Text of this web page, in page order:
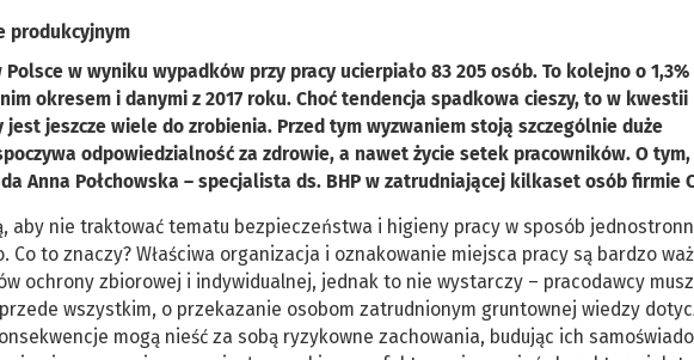
produkcyjnym
Polsce w wyniku wypadków przy pracy ucierpiało 83 205 osób. To kolejno o 1,3%
okresem i danymi z 2017 roku. Choć tendencja spadkowa cieszy, to w kwestii
jeszcze wiele do zrobienia. Przed tym wyzwaniem stoją szczególnie duże
odpowiedzialność za zdrowie, a nawet życie setek pracowników. O
Anna Połchowska – specjalista ds. BHP w zatrudniającej kilkaset osób firmie
aby nie traktować tematu bezpieczeństwa i higieny pracy w sposób
Co to znaczy? Właściwa organizacja i oznakowanie miejsca pracy są bardzo
ochrony zbiorowej i indywidualnej, jednak to nie wystarczy – pracodawcy
wszystkim, o przekazanie osobom zatrudnionym gruntownej wiedzy
mogą nieść za sobą ryzykowne zachowania, budując ich